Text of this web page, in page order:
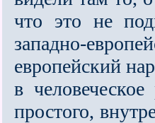
что это не
западно-
европейский
в
простого,